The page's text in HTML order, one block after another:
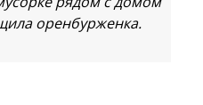
оренбурженка.